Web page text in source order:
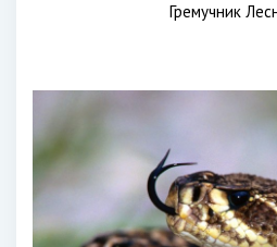
Гремучник